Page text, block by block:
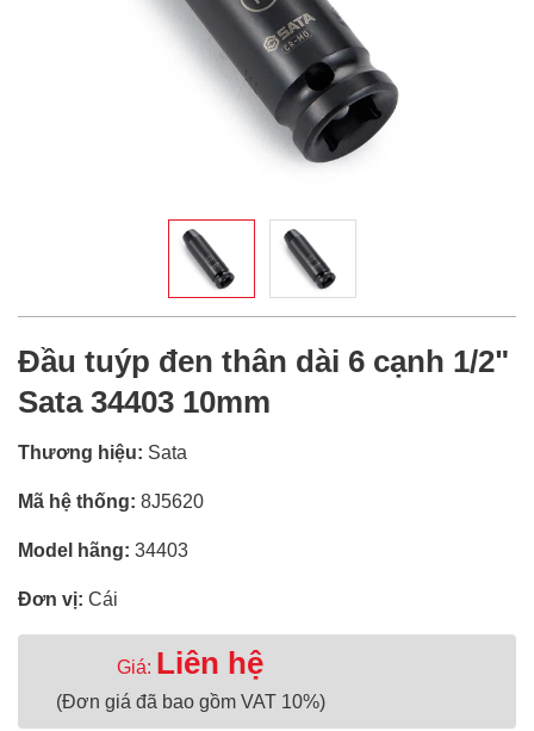
Đầu tuýp đen thân dài 6 cạnh 1/2"
Sata 34403 10mm
Thương hiệu: Sata
Mã hệ thống: 8J5620
Model hãng: 34403
Đơn vị: Cái
Giá: Liên hệ
(Đơn giá đã bao gồm VAT 10%)